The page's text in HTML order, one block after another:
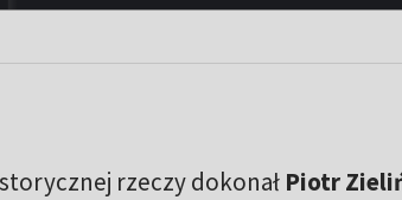
rzeczy dokonał Piotr